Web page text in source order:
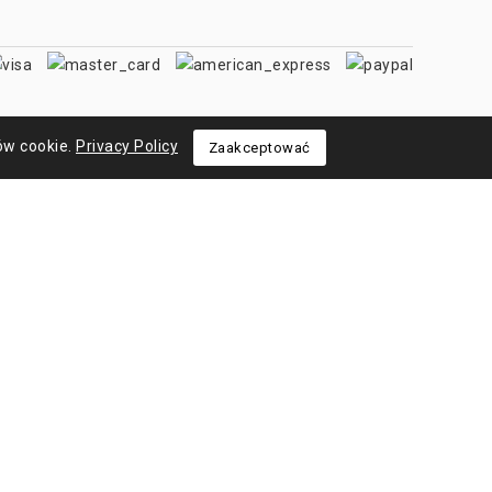
cookie. Privacy Policy Zaakceptować